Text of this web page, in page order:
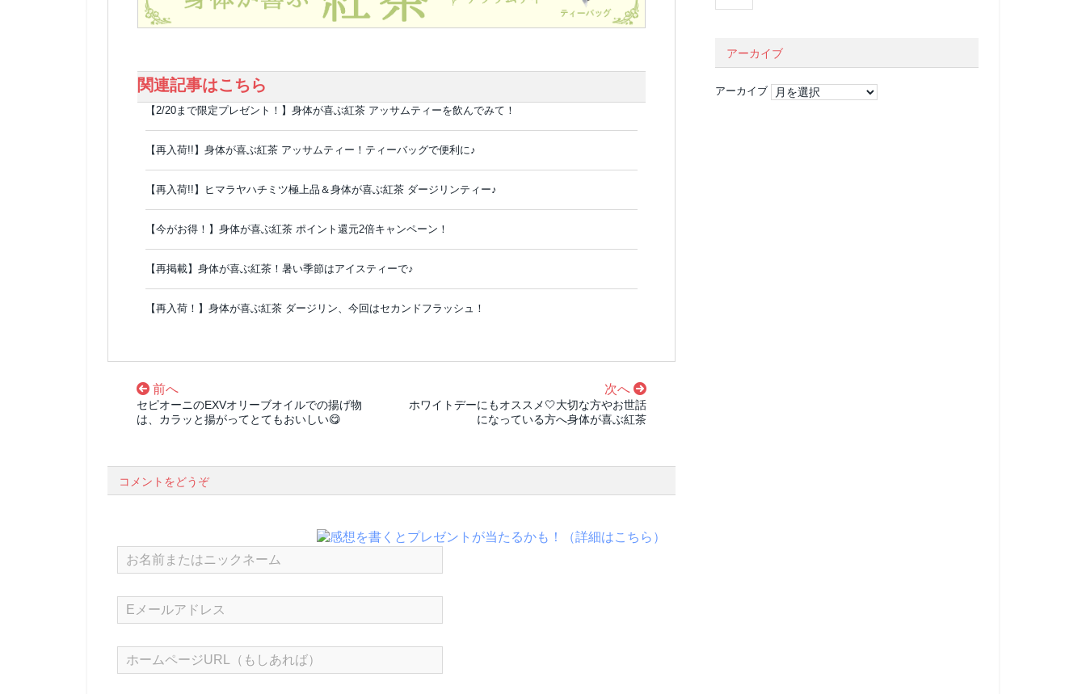
関連記事はこちら
【2/20まで限定プレゼント！】身体が喜ぶ紅茶 アッサムティーを飲んでみて！
【再入荷!!】身体が喜ぶ紅茶 アッサムティー！ティーバッグで便利に♪
【再入荷!!】ヒマラヤハチミツ極上品＆身体が喜ぶ紅茶 ダージリンティー♪
【今がお得！】身体が喜ぶ紅茶 ポイント還元2倍キャンペーン！
【再掲載】身体が喜ぶ紅茶！暑い季節はアイスティーで♪
【再入荷！】身体が喜ぶ紅茶 ダージリン、今回はセカンドフラッシュ！
前へ
セピオーニのEXVオリーブオイルでの揚げ物
は、カラッと揚がってとてもおいしい😋
次へ
ホワイトデーにもオススメ🤍大切な方やお世話
になっている方へ身体が喜ぶ紅茶
コメントをどうぞ
アーカイブ
アーカイブ